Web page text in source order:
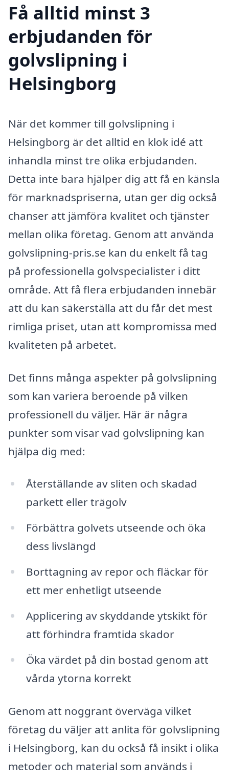
Få alltid minst 3
erbjudanden för
golvslipning i
Helsingborg
När det kommer till golvslipning i
Helsingborg är det alltid en klok idé att
inhandla minst tre olika erbjudanden.
Detta inte bara hjälper dig att få en känsla
för marknadspriserna, utan ger dig också
chanser att jämföra kvalitet och tjänster
mellan olika företag. Genom att använda
golvslipning-pris.se kan du enkelt få tag
på professionella golvspecialister i ditt
område. Att få flera erbjudanden innebär
att du kan säkerställa att du får det mest
rimliga priset, utan att kompromissa med
kvaliteten på arbetet.
Det finns många aspekter på golvslipning
som kan variera beroende på vilken
professionell du väljer. Här är några
punkter som visar vad golvslipning kan
hjälpa dig med:
Återställande av sliten och skadad
parkett eller trägolv
Förbättra golvets utseende och öka
dess livslängd
Borttagning av repor och fläckar för
ett mer enhetligt utseende
Applicering av skyddande ytskikt för
att förhindra framtida skador
Öka värdet på din bostad genom att
vårda ytorna korrekt
Genom att noggrant överväga vilket
företag du väljer att anlita för golvslipning
i Helsingborg, kan du också få insikt i olika
metoder och material som används i